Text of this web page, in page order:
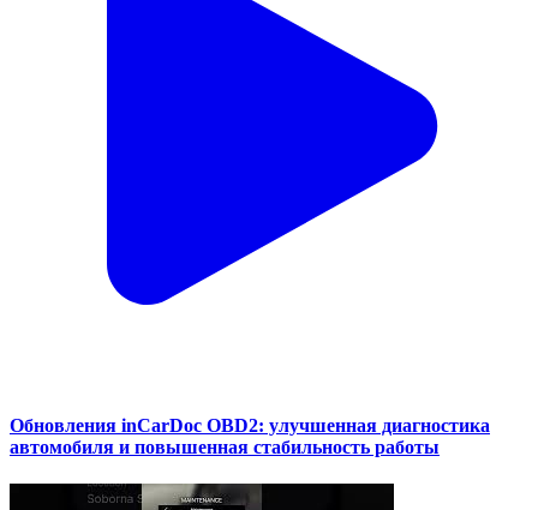
Обновления inCarDoc OBD2: улучшенная диагностика
автомобиля и повышенная стабильность работы